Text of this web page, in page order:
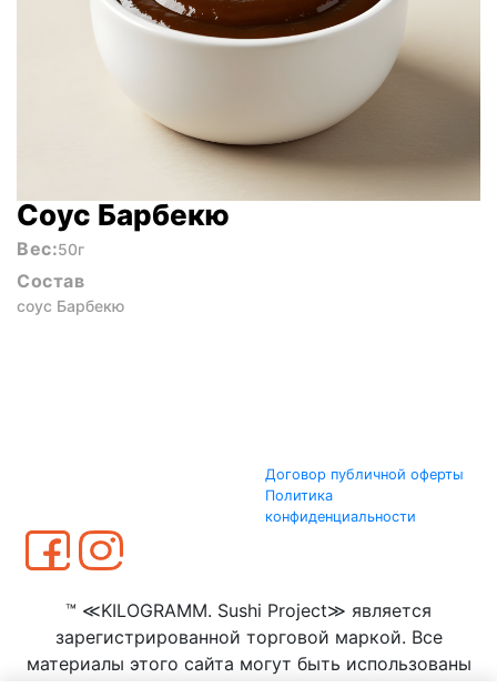
Соус Барбекю
Вес:50г
Состав
соус Барбекю
Договор публичной оферты
Политика
конфиденциальности
™ ≪KILOGRAMM. Sushi Project≫ является
зарегистрированной торговой маркой. Все
материалы этого сайта могут быть использованы